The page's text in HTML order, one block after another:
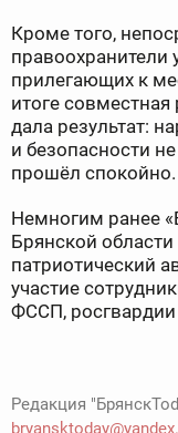
Кроме того,
правоохранители
прилегающих к
итоге
дала результат:
и безопасности
прошёл спокойно.
Немногим ранее
Брянской
патриотический
участие
ФССП,
Редакция